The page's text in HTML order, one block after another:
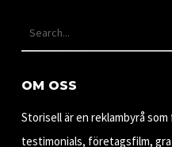
OM OSS
Storisell är en reklambyrå
testimonials, företagsfilm,